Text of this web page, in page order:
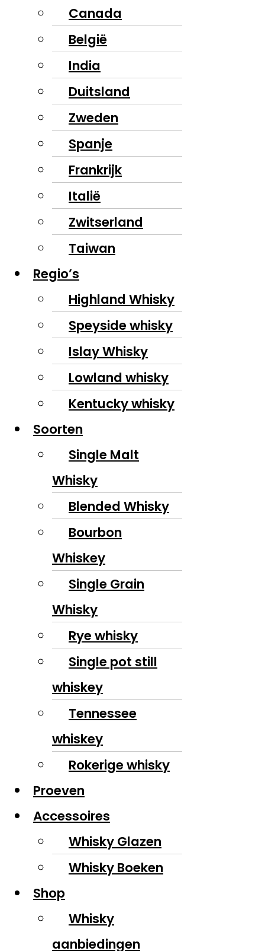
Canada
België
India
Duitsland
Zweden
Spanje
Frankrijk
Italië
Zwitserland
Taiwan
Regio’s
Highland Whisky
Speyside whisky
Islay Whisky
Lowland whisky
Kentucky whisky
Soorten
Single Malt
Whisky
Blended Whisky
Bourbon
Whiskey
Single Grain
Whisky
Rye whisky
Single pot still
whiskey
Tennessee
whiskey
Rokerige whisky
Proeven
Accessoires
Whisky Glazen
Whisky Boeken
Shop
Whisky
aanbiedingen